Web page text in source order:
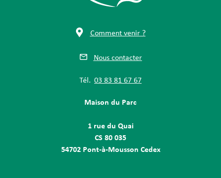
Comment venir ?
Nous contacter
Tél. 03 83 81 67 67
Maison du Parc
1 rue du Quai
CS 80 035
54702 Pont-à-Mousson Cedex